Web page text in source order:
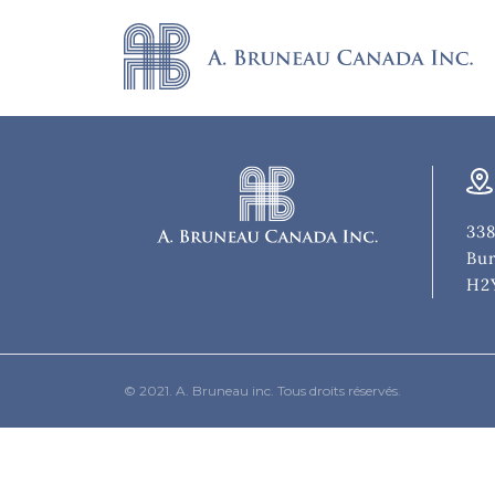
© 2021. A. Bruneau inc. Tous droits réservés.